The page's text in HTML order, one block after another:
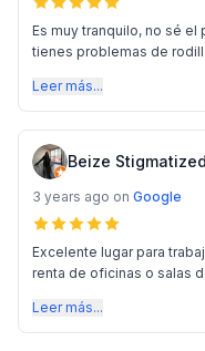
Es muy tranquilo, no sé el
tienes problemas de
Leer más...
Beize Stigmatized
3 years ago on Google
Excelente lugar para
renta de oficinas o salas
Leer más...